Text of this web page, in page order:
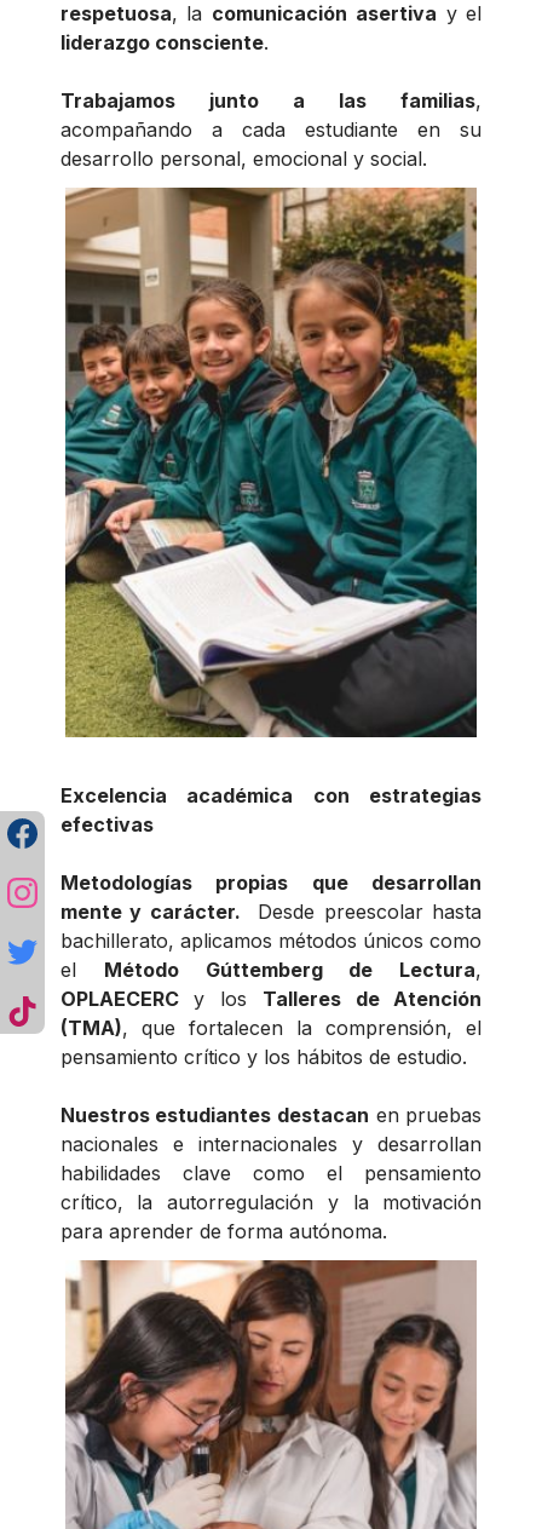
respetuosa, la comunicación asertiva y el
liderazgo consciente.
Trabajamos junto a las familias,
acompañando a cada estudiante en su
desarrollo personal, emocional y social.
Excelencia académica con estrategias
efectivas
Metodologías propias que desarrollan
mente y carácter. Desde preescolar hasta
bachillerato, aplicamos métodos únicos como
el Método Gúttemberg de Lectura,
OPLAECERCy los Talleres de Atención
(TMA), que fortalecen la comprensión, el
pensamiento crítico y los hábitos de estudio.
Nuestros estudiantes destacan en pruebas
nacionales e internacionales y desarrollan
habilidades clave como el pensamiento
crítico, la autorregulación y la motivación
para aprender de forma autónoma.